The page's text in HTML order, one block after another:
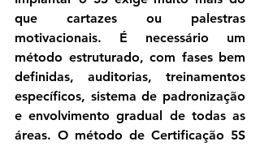
que cartazes ou palestras
motivacionais. É necessário um
método estruturado, com fases bem
definidas, auditorias, treinamentos
específicos, sistema de padronização
e envolvimento gradual de todas as
áreas. O método de Certificação 5S